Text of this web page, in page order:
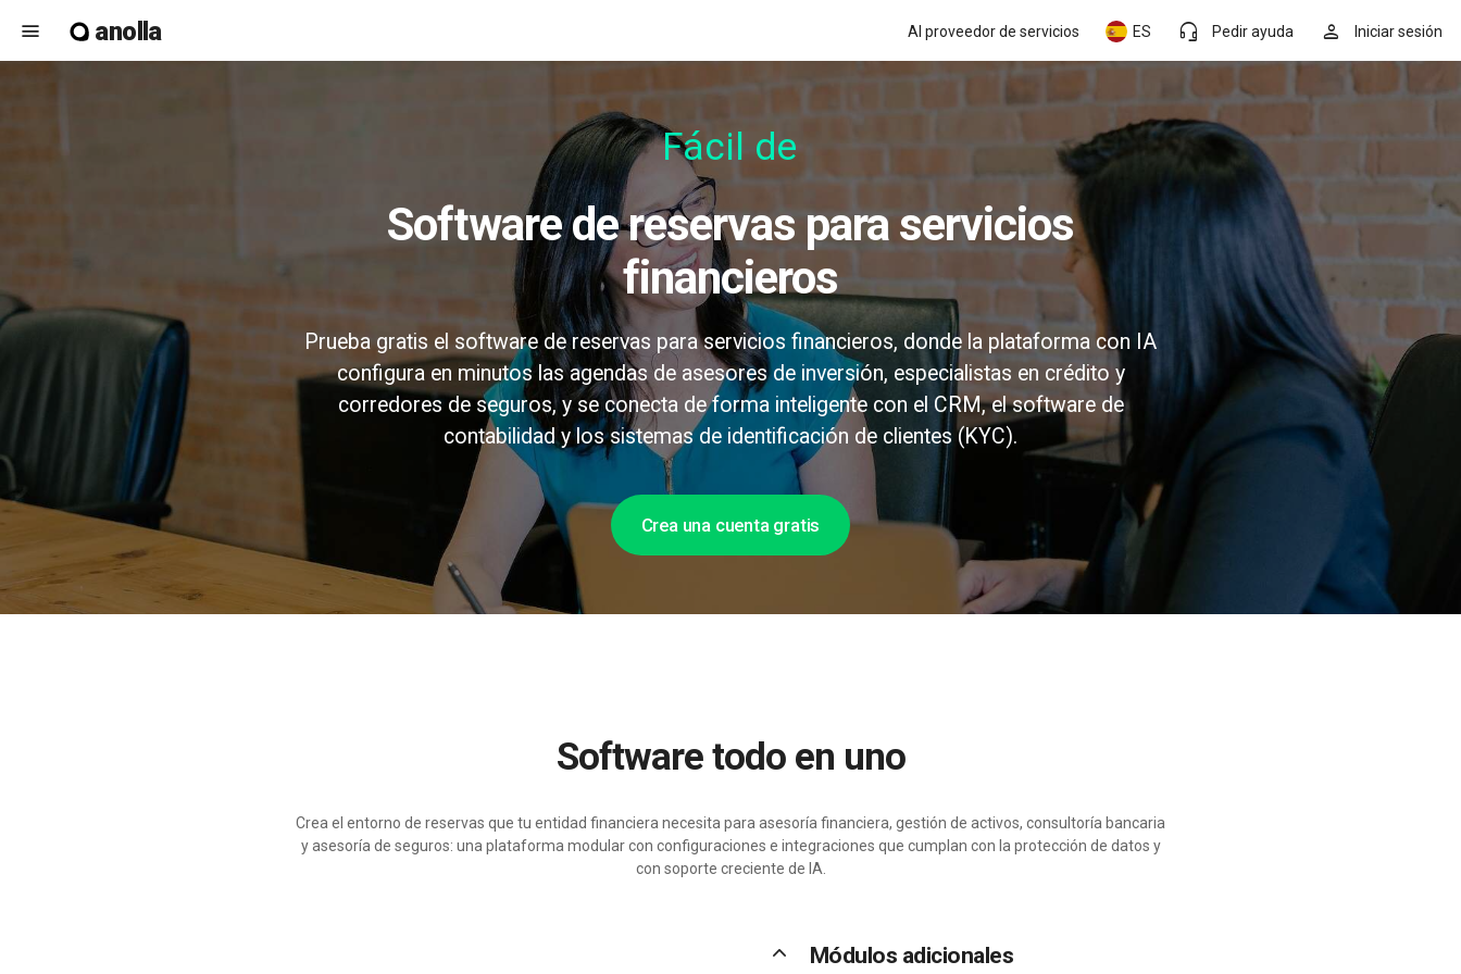
menu anolla person Iniciar sesión
headset_mic Pedir ayuda
ES
Al proveedor de servicios
Fácil de usar
Software de reservas para servicios
financieros
Prueba gratis el software de reservas para servicios financieros, donde la plataforma con IA
configura en minutos las agendas de asesores de inversión, especialistas en crédito y
corredores de seguros, y se conecta de forma inteligente con el CRM, el software de
contabilidad y los sistemas de identificación de clientes (KYC).
Crea una cuenta gratis
Software todo en uno
Crea el entorno de reservas que tu entidad financiera necesita para asesoría financiera, gestión de activos, consultoría bancaria
y asesoría de seguros: una plataforma modular con configuraciones e integraciones que cumplan con la protección de datos y
con soporte creciente de IA.
keyboard_arrow_up Módulos adicionales